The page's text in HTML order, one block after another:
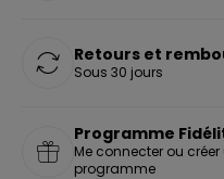
Retours et
Sous 30 jours
Programme
Me connecter ou
programme